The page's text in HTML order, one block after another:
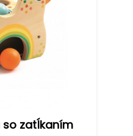
so zatĺkaním